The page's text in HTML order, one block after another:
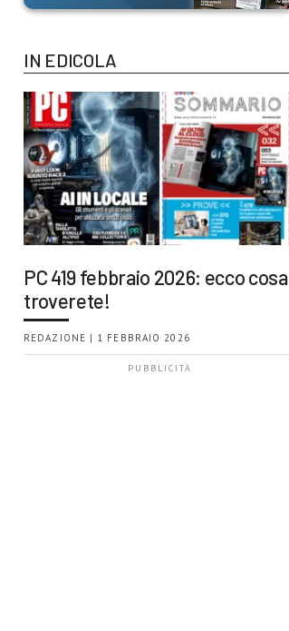
IN EDICOLA
PC 419 febbraio 2026: ecco cosa
troverete!
REDAZIONE | 1 FEBBRAIO 2026